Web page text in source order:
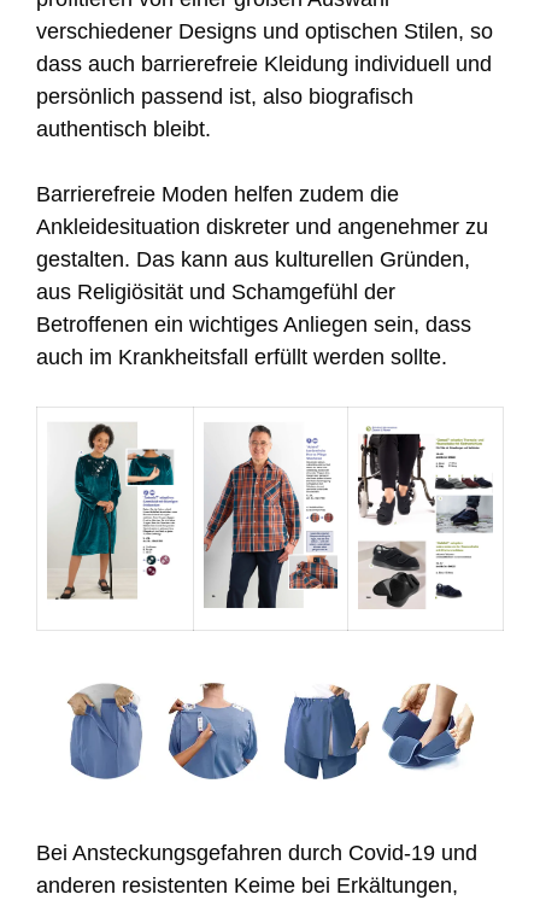
verschiedener Designs und optischen Stilen, so
dass auch barrierefreie Kleidung individuell und
persönlich passend ist, also biografisch
authentisch bleibt.
Barrierefreie Moden helfen zudem die
Ankleidesituation diskreter und angenehmer zu
gestalten. Das kann aus kulturellen Gründen,
aus Religiösität und Schamgefühl der
Betroffenen ein wichtiges Anliegen sein, dass
auch im Krankheitsfall erfüllt werden sollte.
Bei Ansteckungsgefahren durch Covid-19 und
anderen resistenten Keime bei Erkältungen,